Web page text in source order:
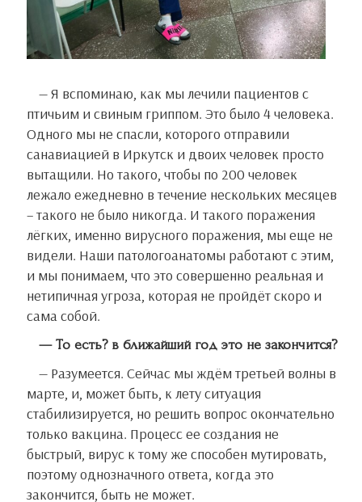
— Я вспоминаю, как мы лечили пациентов с
птичьим и свиным гриппом. Это было 4 человека.
Одного мы не спасли, которого отправили
санавиацией в Иркутск и двоих человек просто
вытащили. Но такого, чтобы по 200 человек
лежало ежедневно в течение нескольких месяцев
– такого не было никогда. И такого поражения
лёгких, именно вирусного поражения, мы еще не
видели. Наши патологоанатомы работают с этим,
и мы понимаем, что это совершенно реальная и
нетипичная угроза, которая не пройдёт скоро и
сама собой.
— То есть? в ближайший год это не закончится?
— Разумеется. Сейчас мы ждём третьей волны в
марте, и, может быть, к лету ситуация
стабилизируется, но решить вопрос окончательно
только вакцина. Процесс ее создания не
быстрый, вирус к тому же способен мутировать,
поэтому однозначного ответа, когда это
закончится, быть не может.